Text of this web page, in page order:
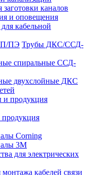
каналов
и оповещения
кабельной
Трубы ДКС/ССД-
спиральные ССД-
двухслойные ДКС
Corning
3M
для электрических
кабелей связи